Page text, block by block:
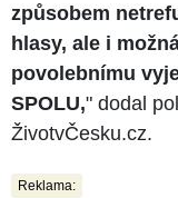
způsobem
hlasy, ale i
povolebnímu
SPOLU," dodal
ŽivotvČesku.cz.
Reklama: